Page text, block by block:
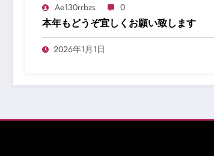
Ae130rrbzs 0
本年もどうぞ宜しくお願い致します
2026年1月1日